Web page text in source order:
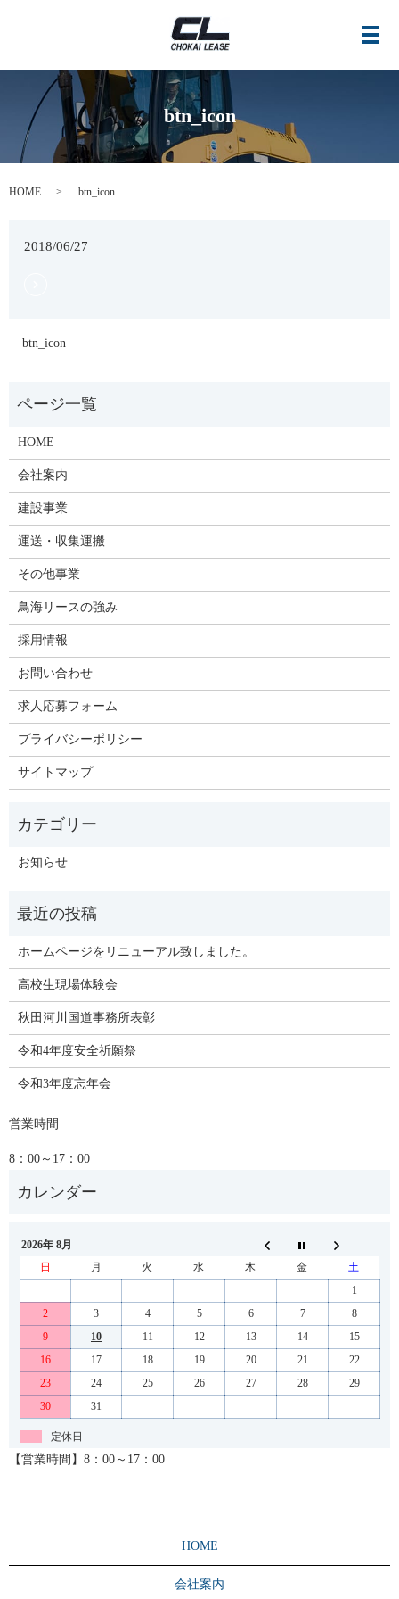
メ
btn_icon
HOME btn_icon
2018/06/27
btn_icon
HOME
会社案内
建設事業
運送・収集運搬
その他事業
鳥海リースの強み
採用情報
お問い合わせ
求人応募フォーム
プライバシーポリシー
サイトマップ
お知らせ
ホームページをリニューアル致しました。
高校生現場体験会
秋田河川国道事務所表彰
令和4年度安全祈願祭
令和3年度忘年会
営業時間
8：00～17：00
2026年 8月
日
月 火 水 木 金
土
1
2
3 4 5 6 7
8
9
10 11 12 13 14
15
16
17 18 19 20 21
22
23
24 25 26 27 28
29
30
31
定休日
【営業時間】8：00～17：00
HOME
会社案内